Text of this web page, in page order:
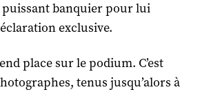
banquier pour lui
exclusive.
place sur le podium. C’est
tenus jusqu’alors à